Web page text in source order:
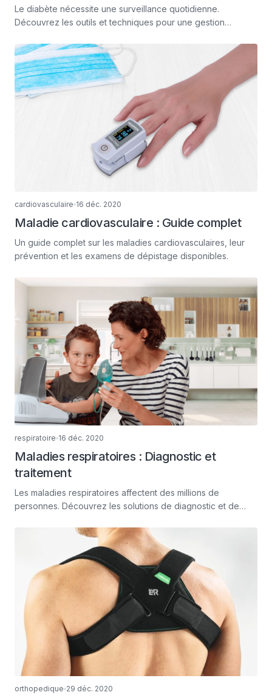
Le diabète nécessite une surveillance quotidienne.
Découvrez les outils et techniques pour une gestion
cardiovasculaire 16 déc. 2020
Maladie cardiovasculaire : Guide complet
Un guide complet sur les maladies cardiovasculaires, leur
prévention et les examens de dépistage disponibles.
respiratoire 16 déc. 2020
Maladies respiratoires : Diagnostic et
traitement
Les maladies respiratoires affectent des millions de
personnes. Découvrez les solutions de diagnostic et de
orthopedique 29 déc. 2020